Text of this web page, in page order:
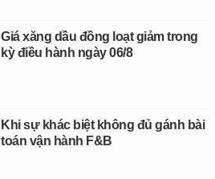
Giá xăng dầu đồng loạt giảm trong
kỳ điều hành ngày 06/8
Khi sự khác biệt không đủ gánh bài
toán vận hành F&B